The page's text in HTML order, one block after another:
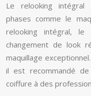
Le relooking intégral
phases comme le
relooking intégral,
changement de look
maquillage
il est recommandé
coiffure à des